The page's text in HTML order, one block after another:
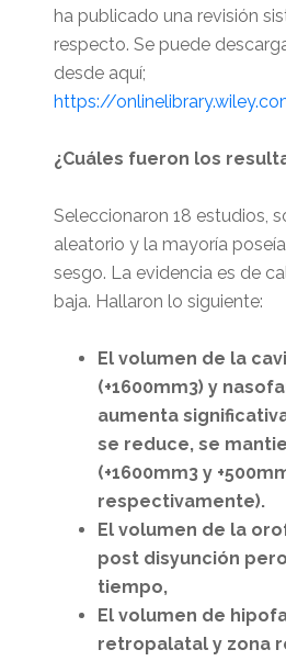
ha publicado una revisión
respecto. Se puede
desde aquí;
https://
¿Cuáles fueron los
Seleccionaron 18 estudios,
aleatorio y la mayoría
sesgo. La evidencia es de
baja. Hallaron lo siguiente:
El volumen de la
(+1600mm3) y
aumenta
se reduce, se
(+1600mm3 y
respectivamente).
El volumen de la
post disyunción
tiempo,
El volumen de
retropalatal y zona